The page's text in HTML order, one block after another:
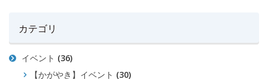
カテゴリ
イベント (36)
【かがやき】イベント (30)